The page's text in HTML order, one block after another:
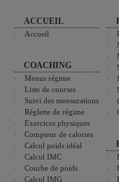
ACCUEIL
Accueil
COACHING
Menus régime
Liste de courses
Suivi des mensurations
Réglette de régime
Exercices physiques
Compteur de calories
Calcul poids idéal
Calcul IMC
Courbe de poids
Calcul IMG